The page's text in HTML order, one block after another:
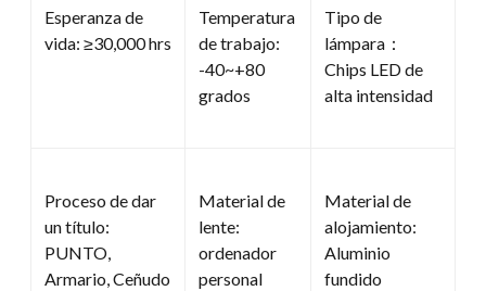
Esperanza de
vida: ≥30,000 hrs
Temperatura
de trabajo:
-40~+80
grados
Tipo de
lámpara：
Chips LED de
alta intensidad
Proceso de dar
un título:
PUNTO,
Armario, Ceñudo
Material de
lente:
ordenador
personal
Material de
alojamiento:
Aluminio
fundido